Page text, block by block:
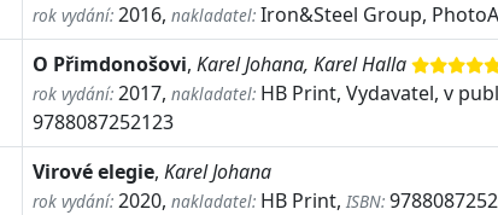
rok vydání: 2016, nakladatel: Iron&Steel Group,
O Přimdonošovi, Karel Johana, Karel Halla
rok vydání: 2017, nakladatel: HB Print, Vydavatel, v
9788087252123
Virové elegie, Karel Johana
rok vydání: 2020, nakladatel: HB Print, ISBN: